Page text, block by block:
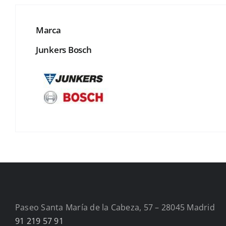
Marca
Junkers Bosch
Paseo Santa María de la Cabeza, 57 – 28045 Madrid
91 219 57 91